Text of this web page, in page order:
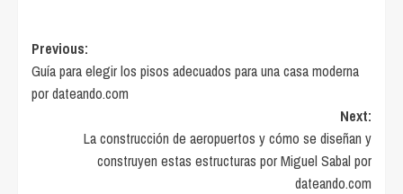
Post
navigation
Previous:
Guía para elegir los pisos adecuados para una casa moderna
por dateando.com
Next:
La construcción de aeropuertos y cómo se diseñan y
construyen estas estructuras por Miguel Sabal por
dateando.com